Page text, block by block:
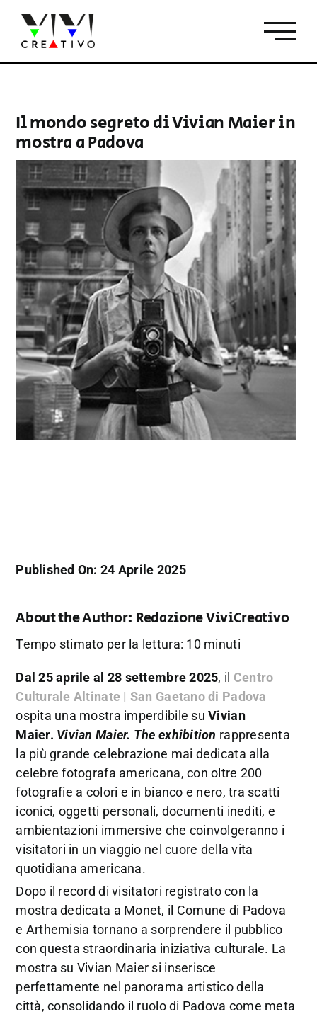
contenuto
Il mondo segreto di Vivian Maier in
mostra a Padova
Published On: 24 Aprile 2025
About the Author: Redazione ViviCreativo
Tempo stimato per la lettura: 10 minuti
Dal 25 aprile al 28 settembre 2025, il Centro
Culturale Altinate | San Gaetano di Padova
ospita una mostra imperdibile suVivian
Maier. Vivian Maier. The exhibition rappresenta
la più grande celebrazione mai dedicata alla
celebre fotografa americana, con oltre 200
fotografie a colori e in bianco e nero, tra scatti
iconici, oggetti personali, documenti inediti, e
ambientazioni immersive che coinvolgeranno i
visitatori in un viaggio nel cuore della vita
quotidiana americana.
Dopo il record di visitatori registrato con la
mostra dedicata a Monet, il Comune di Padova
e Arthemisia tornano a sorprendere il pubblico
con questa straordinaria iniziativa culturale. La
mostra su Vivian Maier si inserisce
perfettamente nel panorama artistico della
città, consolidando il ruolo di Padova come meta